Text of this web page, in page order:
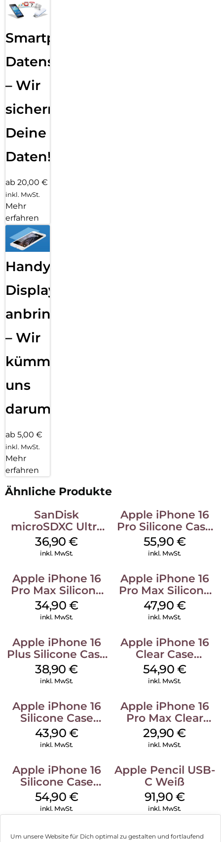
Um unsere Website für Dich optimal zu gestalten und fortlaufend
Smartphone
Datensicherung
– Wir
sichern
Deine
Daten!
ab 20,00 €
inkl. MwSt.
Mehr
erfahren
Handy
Displayfolie
anbringen
– Wir
kümmern
uns
darum!
ab 5,00 €
inkl. MwSt.
Mehr
erfahren
Ähnliche Produkte
SanDisk
microSDXC Ultra
128 GB + Adapter
Mobile
36,90€
inkl. MwSt.
Apple iPhone 16
Pro Silicone Case
MagSafe Stone
Gray
55,90 €
inkl. MwSt.
Apple iPhone 16
Pro Max Silicone
Case MagSafe
Denim
34,90 €
inkl. MwSt.
Apple iPhone 16
Pro Max Silicone
Case MagSafe
Black
47,90 €
inkl. MwSt.
Apple iPhone 16
Plus Silicone Case
MagSafe Denim
38,90€
inkl. MwSt.
Apple iPhone 16
Clear Case
MagSafe
Transparent
54,90 €
inkl. MwSt.
Apple iPhone 16
Silicone Case
MagSafe Plum
43,90 €
inkl. MwSt.
Apple iPhone 16
Pro Max Clear
Case MagSafe
Transparent
29,90€
inkl. MwSt.
Apple iPhone 16
Silicone Case
MagSafe Black
54,90 €
inkl. MwSt.
Apple Pencil USB-
C Weiß
91,90 €
inkl. MwSt.